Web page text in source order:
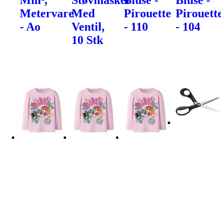
Metervare
- Ao
Med
Ventil,
10 Stk
Pirouette
- 110
- 104